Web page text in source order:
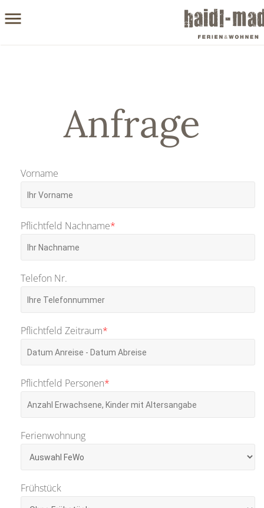
Anfrage
Vorname
Pflichtfeld Nachname*
Telefon Nr.
Pflichtfeld Zeitraum*
Pflichtfeld Personen*
Ferienwohnung
Frühstück